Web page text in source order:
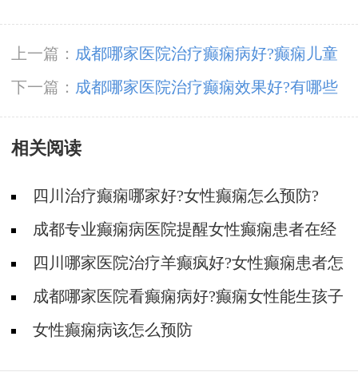
上一篇： 成都哪家医院治疗癫痫病好?癫痫儿童
上学要注意什么?
下一篇： 成都哪家医院治疗癫痫效果好?有哪些
原因会导致癫痫病人头痛?
相关阅读
四川治疗癫痫哪家好?女性癫痫怎么预防?
成都专业癫痫病医院提醒女性癫痫患者在经
期要注意什么?
四川哪家医院治疗羊癫疯好?女性癫痫患者怎
样照顾自己?
成都哪家医院看癫痫病好?癫痫女性能生孩子
吗?女性癫痫病该怎么预防